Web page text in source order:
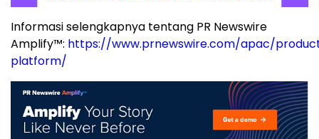
Informasi selengkapnya tentang PR Newswire
Amplify™: https://www.prnewswire.com/apac/
platform/